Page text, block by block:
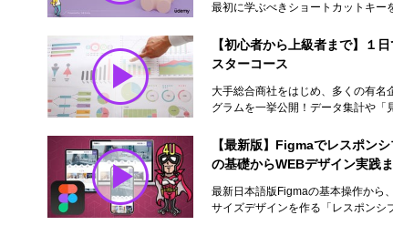
最初に学ぶべきショートカットキー
【初心者から上級者まで】１
スターコース
大手総合商社をはじめ、多くの有名
グラムを一挙公開！データ集計や「
【最新版】Figmaでレスポン
の基礎からWEBデザイン実践
最新日本語版Figmaの基本操作から
サイズデザインを作る「レスポンシ